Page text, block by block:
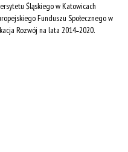
Śląskiego w Katowicach
Funduszu Społecznego w
Rozwój na lata 2014˗2020.